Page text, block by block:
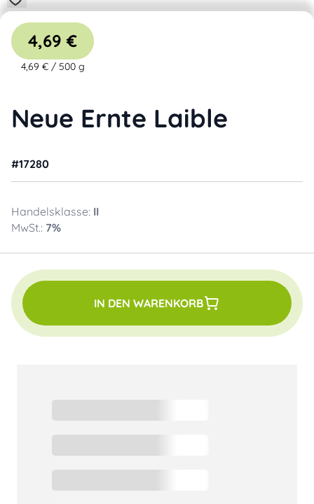
Neue Ernte Laible
#17280
Handelsklasse: II
MwSt.: 7%
4,69 €
4,69 €/ 500 g
IN DEN WARENKORB